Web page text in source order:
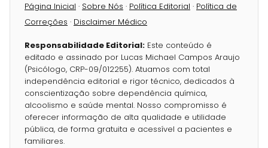
Página Inicial · Sobre Nós · Política Editorial · Política de
Correções · Disclaimer Médico
Responsabilidade Editorial: Este conteúdo é
editado e assinado por Lucas Michael Campos Araujo
(Psicólogo, CRP-09/012255). Atuamos com total
independência editorial e rigor técnico, dedicados à
conscientização sobre dependência química,
alcoolismo e saúde mental. Nosso compromisso é
oferecer informação de alta qualidade e utilidade
pública, de forma gratuita e acessível a pacientes e
familiares.